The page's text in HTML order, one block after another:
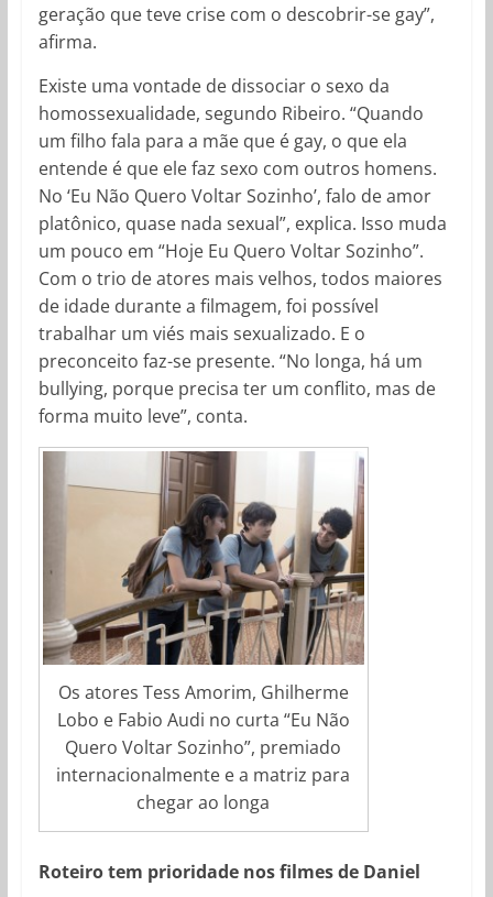
geração que teve crise com o descobrir-se gay”,
afirma.
Existe uma vontade de dissociar o sexo da
homossexualidade, segundo Ribeiro. “Quando
um filho fala para a mãe que é gay, o que ela
entende é que ele faz sexo com outros homens.
No ‘Eu Não Quero Voltar Sozinho’, falo de amor
platônico, quase nada sexual”, explica. Isso muda
um pouco em “Hoje Eu Quero Voltar Sozinho”.
Com o trio de atores mais velhos, todos maiores
de idade durante a filmagem, foi possível
trabalhar um viés mais sexualizado. E o
preconceito faz-se presente. “No longa, há um
bullying, porque precisa ter um conflito, mas de
forma muito leve”, conta.
Os atores Tess Amorim, Ghilherme
Lobo e Fabio Audi no curta “Eu Não
Quero Voltar Sozinho”, premiado
internacionalmente e a matriz para
chegar ao longa
Roteiro tem prioridade nos filmes de Daniel